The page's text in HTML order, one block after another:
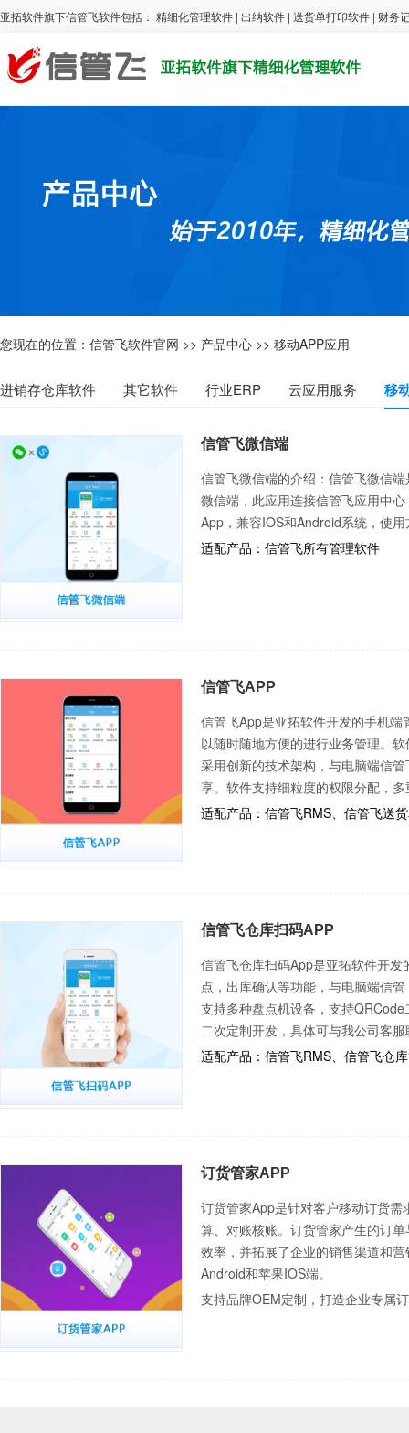
亚拓软件旗下信管飞软件包括： 精细化管理软件 | 出纳软件 | 送货单打印软件 | 财务
您现在的位置： 信管飞软件官网 >> 产品中心 >> 移动APP应用
进销存仓库软件 其它软件 行业ERP 云应用服务 移
信管飞微信端
信管飞微信端的介绍：信管飞微信
微信端，此应用连接信管飞应用中
App，兼容IOS和Android系统，使用
适配产品：信管飞所有管理软件
信管飞APP
信管飞App是亚拓软件开发的手机
以随时随地方便的进行业务管理。
采用创新的技术架构，与电脑端信
享。软件支持细粒度的权限分配，
适配产品：信管飞RMS、信管飞送
信管飞仓库扫码APP
信管飞仓库扫码App是亚拓软件开
点，出库确认等功能，与电脑端信
支持多种盘点机设备，支持
二次定制开发，具体可与我公司客
适配产品：信管飞RMS、信管飞仓
订货管家APP
订货管家App是针对客户移动订货
算、对账核账。订货管家产生的订
效率，并拓展了企业的销售渠道和
Android和苹果IOS端。
支持品牌OEM定制，打造企业专属